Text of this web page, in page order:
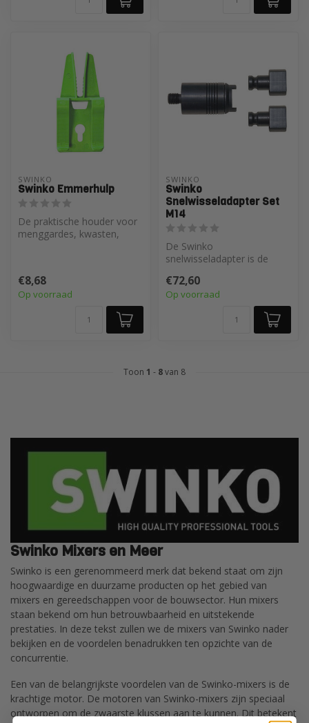
SWINKO
Swinko Emmerhulp
De praktische houder voor
menggardes, kwasten,
€8,68
Op voorraad
SWINKO
Swinko
Snelwisseladapter Set
M14
De Swinko
snelwisseladapter is de
bouwmixers. Met deze
han...
€72,60
Op voorraad
Toon 1 - 8van 8
Swinko Mixers en Meer
Swinko is een gerenommeerd merk dat bekend staat om zijn
hoogwaardige en duurzame producten op het gebied van
mixers en gereedschappen voor de bouwsector. Hun mixers
staan ​​bekend om hun betrouwbaarheid en uitstekende
prestaties. In deze tekst zullen we de mixers van Swinko nader
bekijken en de voordelen benadrukken ten opzichte van de
concurrentie.
Een van de belangrijkste voordelen van de Swinko-mixers is de
krachtige motor. De motoren van Swinko-mixers zijn speciaal
ontworpen om de zwaarste klussen aan te kunnen. Dit betekent